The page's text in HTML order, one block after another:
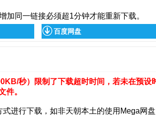
同一链接必须超1分钟才能重新下载。
百度网盘
秒）限制了下载超时时间，若未在预设
件。
进行下载，如非天朝本土的使用Mega网